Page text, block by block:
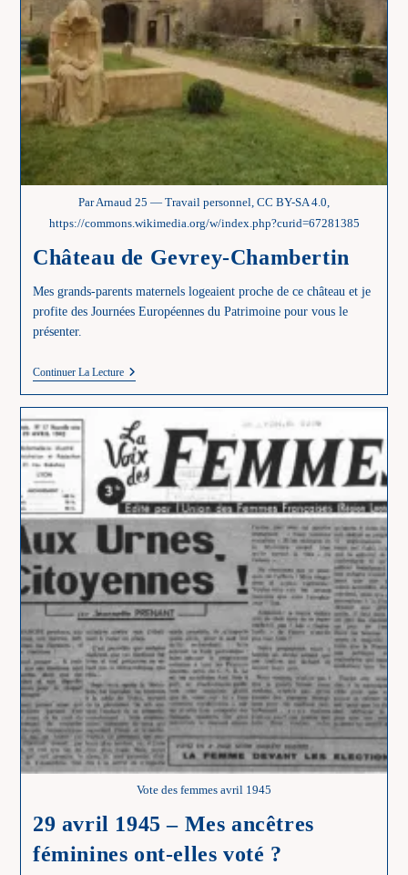
Par Arnaud 25 — Travail personnel, CC BY-SA 4.0,
https://commons.wikimedia.org/w/index.php?curid=67281385
Château de Gevrey-Chambertin
Mes grands-parents maternels logeaient proche de ce château et je
profite des Journées Européennes du Patrimoine pour vous le
présenter.
Continuer La LectureChâteau
Vote des femmes avril 1945
29 avril 1945 – Mes ancêtres
féminines ont-elles voté ?